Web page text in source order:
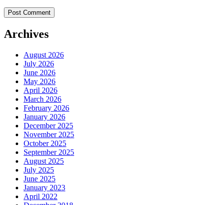
Archives
August 2026
July 2026
June 2026
May 2026
April 2026
March 2026
February 2026
January 2026
December 2025
November 2025
October 2025
September 2025
August 2025
July 2025
June 2025
January 2023
April 2022